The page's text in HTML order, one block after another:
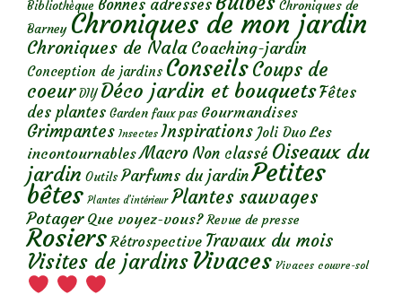
Bibliothèque Bonnes adresses
Chroniques de
Barney Chroniques de mon jardin
Chroniques de Nala Coaching-jardin
Conception de jardins ConseilsCoups de
coeur DIY Déco jardin et bouquetsFêtes
des plantes Garden faux pas Gourmandises
Grimpantes Insectes Inspirations Joli Duo Les
incontournables Macro Non classé Oiseaux du
jardin Outils Parfums du jardinPetites
bêtes Plantes d’intérieur Plantes sauvages
Potager Que voyez-vous? Revue de presse
Rosiers Rétrospective Travaux du mois
Visites de jardins Vivaces Vivaces couvre-sol